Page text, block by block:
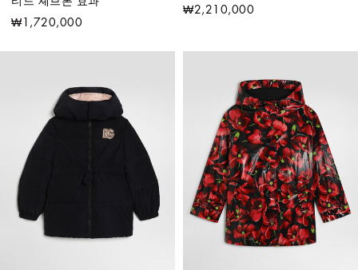
₩1,720,000
₩2,210,000